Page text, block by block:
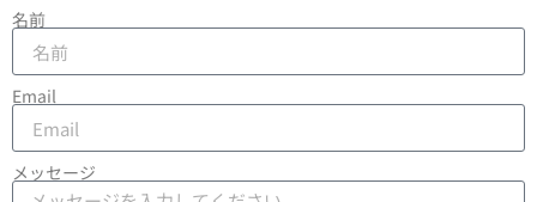
名前
Email
メッセージ